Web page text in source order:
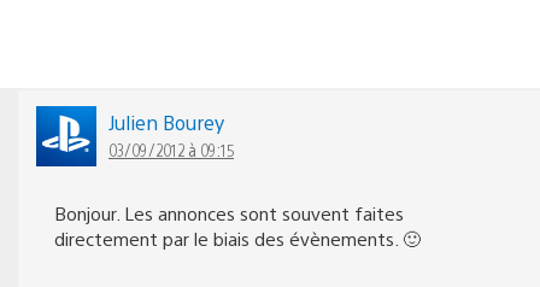
Julien Bourey
03/09/2012 à 09:15
Bonjour. Les annonces sont souvent faites
directement par le biais des évènements. 🙂